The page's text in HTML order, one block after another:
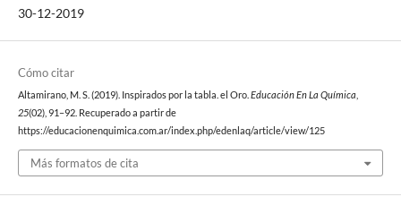
30-12-2019
Cómo citar
Altamirano, M. S. (2019). Inspirados por la tabla. el Oro. Educación En La Química
25(02), 91–92. Recuperado a partir de
https://educacionenquimica.com.ar/index.php/edenlaq/article/view/125
Más formatos de cita